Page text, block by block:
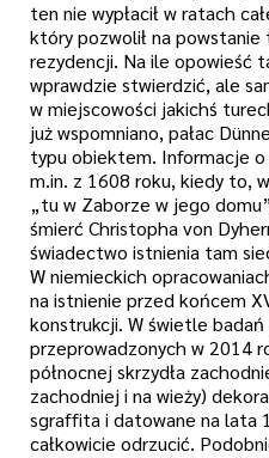
ten nie wypłacił w ratach
który pozwolił na
rezydencji. Na ile opowieść
wprawdzie stwierdzić, ale
w miejscowości jakichś
już wspomniano, pałac
typu obiektem. Informacje
m.in. z 1608 roku, kiedy to,
„tu w Zaborze w jego
śmierć Christopha von
świadectwo istnienia tam
W niemieckich
na istnienie przed końcem
konstrukcji. W świetle
przeprowadzonych w 2014
północnej skrzydła
zachodniej i na wieży)
sgraffita i datowane na lata
całkowicie odrzucić.